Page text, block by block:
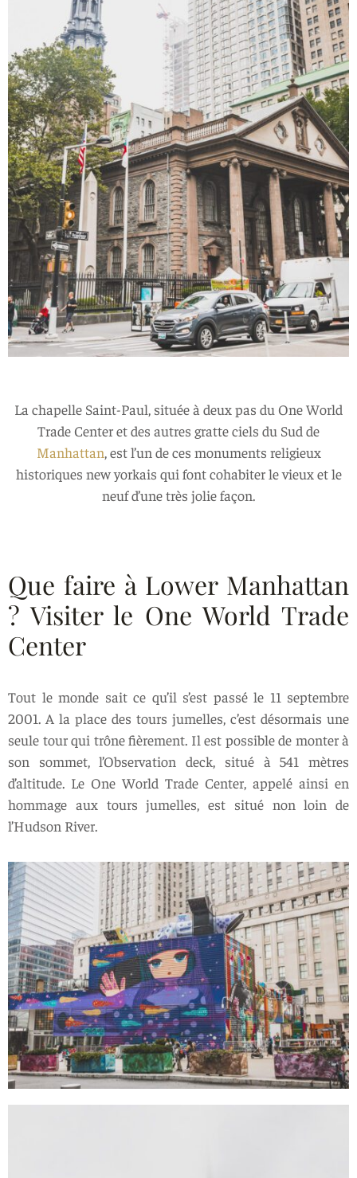
La chapelle Saint-Paul, située à deux pas du One World
Trade Center et des autres gratte ciels du Sud de
Manhattan, est l’un de ces monuments religieux
historiques new yorkais qui font cohabiter le vieux et le
neuf d’une très jolie façon.
Que faire à Lower Manhattan
? Visiter le One World Trade
Center
Tout le monde sait ce qu’il s’est passé le 11 septembre
2001. A la place des tours jumelles, c’est désormais une
seule tour qui trône fièrement. Il est possible de monter à
son sommet, l’Observation deck, situé à 541 mètres
d’altitude. Le One World Trade Center, appelé ainsi en
hommage aux tours jumelles, est situé non loin de
l’Hudson River.